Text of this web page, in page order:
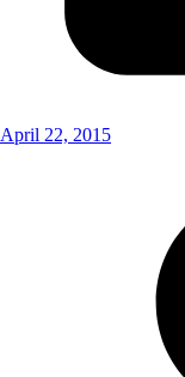
April 22, 2015